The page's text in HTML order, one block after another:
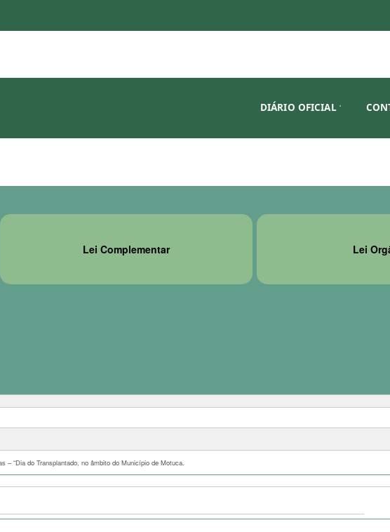
DIÁRIO OFICIAL
Lei Complementar Lei
– “Dia do Transplantado, no âmbito do Município de Motuca.